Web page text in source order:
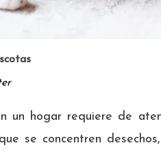
un hogar requiere de
se concentren